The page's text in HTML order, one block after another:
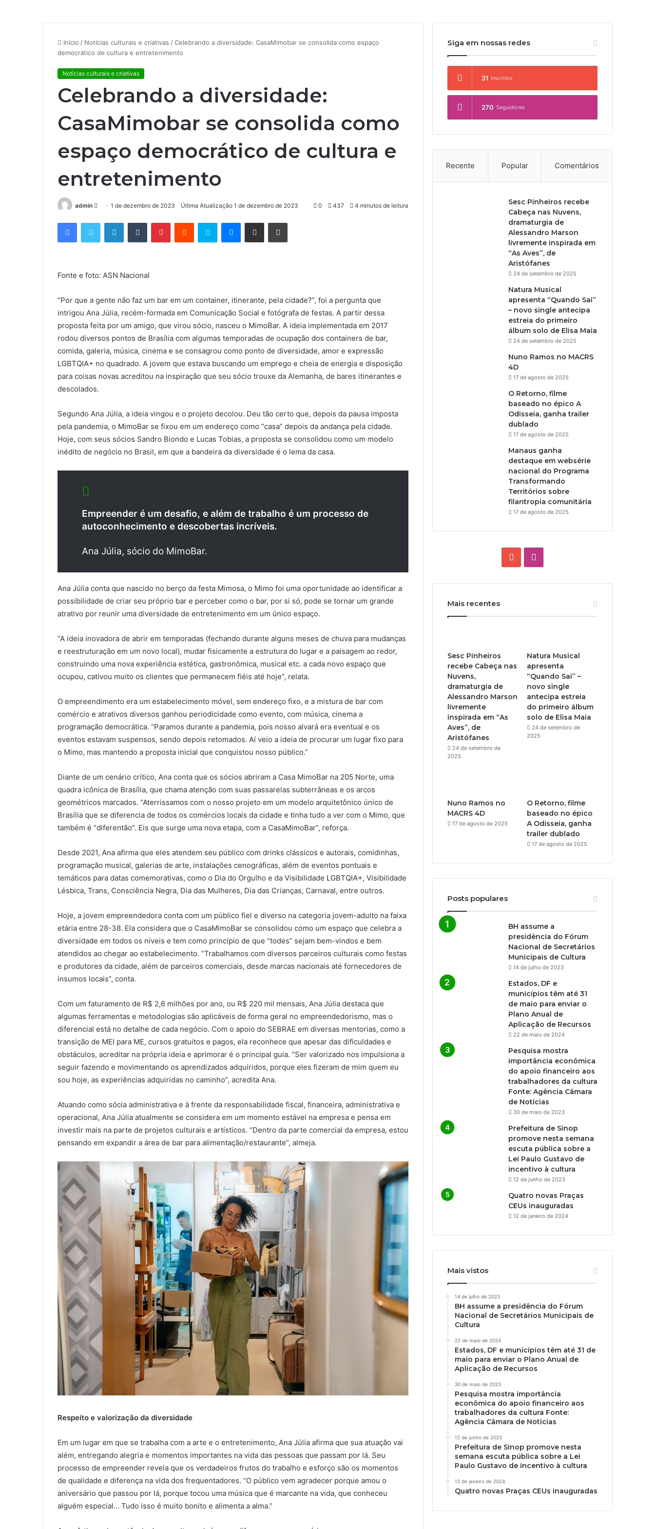
Início / Notícias culturais e criativas /Celebrando a diversidade: CasaMimobar se consolida como espaço
democrático de cultura e entretenimento
Notícias culturais e criativas
Celebrando a diversidade:
CasaMimobar se consolida como
espaço democrático de cultura e
entretenimento
admin
d
m
-
m
a
1 de dezembro de 2023 Última Atualização 1 de dezembro de 2023 0 437 4 minutos de leitura
Fonte e foto: ASN Nacional
“Por que a gente não faz um bar em um container, itinerante, pela cidade?”, foi a pergunta que
intrigou Ana Júlia, recém-formada em Comunicação Social e fotógrafa de festas. A partir dessa
proposta feita por um amigo, que virou sócio, nasceu o MimoBar. A ideia implementada em 2017
rodou diversos pontos de Brasília com algumas temporadas de ocupação dos containers de bar,
comida, galeria, música, cinema e se consagrou como ponto de diversidade, amor e expressão
LGBTQIA+ no quadrado. A jovem que estava buscando um emprego e cheia de energia e disposição
para coisas novas acreditou na inspiração que seu sócio trouxe da Alemanha, de bares itinerantes e
descolados.
Segundo Ana Júlia, a ideia vingou e o projeto decolou. Deu tão certo que, depois da pausa imposta
pela pandemia, o MimoBar se fixou em um endereço como “casa” depois da andança pela cidade.
Hoje, com seus sócios Sandro Biondo e Lucas Tobias, a proposta se consolidou como um modelo
inédito de negócio no Brasil, em que a bandeira da diversidade é o lema da casa.
Empreender é um desafio, e além de trabalho é um processo de
autoconhecimento e descobertas incríveis.
Ana Júlia, sócio do MimoBar.
Ana Júlia conta que nascido no berço da festa Mimosa, o Mimo foi uma oportunidade ao identificar a
possibilidade de criar seu próprio bar e perceber como o bar, por si só, pode se tornar um grande
atrativo por reunir uma diversidade de entretenimento em um único espaço.
“A ideia inovadora de abrir em temporadas (fechando durante alguns meses de chuva para mudanças
e reestruturação em um novo local), mudar fisicamente a estrutura do lugar e a paisagem ao redor,
construindo uma nova experiência estética, gastronômica, musical etc. a cada novo espaço que
ocupou, cativou muito os clientes que permanecem fiéis até hoje”, relata.
O empreendimento era um estabelecimento móvel, sem endereço fixo, e a mistura de bar com
comércio e atrativos diversos ganhou periodicidade como evento, com música, cinema a
programação democrática. “Paramos durante a pandemia, pois nosso alvará era eventual e os
eventos estavam suspensos, sendo depois retomados. Aí veio a ideia de procurar um lugar fixo para
o Mimo, mas mantendo a proposta inicial que conquistou nosso público.”
Diante de um cenário crítico, Ana conta que os sócios abriram a Casa MimoBar na 205 Norte, uma
quadra icônica de Brasília, que chama atenção com suas passarelas subterrâneas e os arcos
geométricos marcados. “Aterrissamos com o nosso projeto em um modelo arquitetônico único de
Brasília que se diferencia de todos os comércios locais da cidade e tinha tudo a ver com o Mimo, que
também é “diferentão”. Eis que surge uma nova etapa, com a CasaMimoBar”, reforça.
Desde 2021, Ana afirma que eles atendem seu público com drinks clássicos e autorais, comidinhas,
programação musical, galerias de arte, instalações cenográficas, além de eventos pontuais e
temáticos para datas comemorativas, como o Dia do Orgulho e da Visibilidade LGBTQIA+, Visibilidade
Lésbica, Trans, Consciência Negra, Dia das Mulheres, Dia das Crianças, Carnaval, entre outros.
Hoje, a jovem empreendedora conta com um público fiel e diverso na categoria jovem-adulto na faixa
etária entre 28-38. Ela considera que o CasaMimoBar se consolidou como um espaço que celebra a
diversidade em todos os níveis e tem como princípio de que “todes” sejam bem-vindos e bem
atendidos ao chegar ao estabelecimento. “Trabalhamos com diversos parceiros culturais como festas
e produtores da cidade, além de parceiros comerciais, desde marcas nacionais até fornecedores de
insumos locais”, conta.
Com um faturamento de R$ 2,6 milhões por ano, ou R$ 220 mil mensais, Ana Júlia destaca que
algumas ferramentas e metodologias são aplicáveis de forma geral no empreendedorismo, mas o
diferencial está no detalhe de cada negócio. Com o apoio do SEBRAE em diversas mentorias, como a
transição de MEI para ME, cursos gratuitos e pagos, ela reconhece que apesar das dificuldades e
obstáculos, acreditar na própria ideia e aprimorar é o principal guia. “Ser valorizado nos impulsiona a
seguir fazendo e movimentando os aprendizados adquiridos, porque eles fizeram de mim quem eu
sou hoje, as experiências adquiridas no caminho”, acredita Ana.
Atuando como sócia administrativa e à frente da responsabilidade fiscal, financeira, administrativa e
operacional, Ana Júlia atualmente se considera em um momento estável na empresa e pensa em
investir mais na parte de projetos culturais e artísticos. “Dentro da parte comercial da empresa, estou
pensando em expandir a área de bar para alimentação/restaurante”, almeja.
Respeito e valorização da diversidade
Em um lugar em que se trabalha com a arte e o entretenimento, Ana Júlia afirma que sua atuação vai
além, entregando alegria e momentos importantes na vida das pessoas que passam por lá. Seu
processo de empreender revela que os verdadeiros frutos do trabalho e esforço são os momentos
de qualidade e diferença na vida dos frequentadores. “O público vem agradecer porque amou o
aniversário que passou por lá, porque tocou uma música que é marcante na vida, que conheceu
alguém especial… Tudo isso é muito bonito e alimenta a alma.”
Siga em nossas redes
31 Inscritos
270 Seguidores
Recente Popular Comentários
Sesc Pinheiros recebe
Cabeça nas Nuvens,
dramaturgia de
Alessandro Marson
livremente inspirada em
“As Aves”, de
Aristófanes
24 de setembro de 2025
Natura Musical
apresenta “Quando Sai”
– novo single antecipa
estreia do primeiro
álbum solo de Elisa Maia
24 de setembro de 2025
Nuno Ramos no MACRS
4D
17 de agosto de 2025
O Retorno, filme
baseado no épico A
Odisseia, ganha trailer
dublado
17 de agosto de 2025
Manaus ganha
destaque em websérie
nacional do Programa
Transformando
Territórios sobre
filantropia comunitária
17 de agosto de 2025
T
t
g
r
a
m
Mais recentes
Sesc Pinheiros
recebe Cabeça nas
Nuvens,
dramaturgia de
Alessandro Marson
livremente
inspirada em “As
Aves”, de
Aristófanes
24 de setembro de
2025
Natura Musical
apresenta
“Quando Sai” –
novo single
antecipa estreia
do primeiro álbum
solo de Elisa Maia
24 de setembro de
2025
Nuno Ramos no
MACRS 4D
17 de agosto de 2025
O Retorno, filme
baseado no épico
A Odisseia, ganha
trailer dublado
17 de agosto de 2025
Posts populares
BH assume a
presidência do Fórum
Nacional de Secretários
Municipais de Cultura
14 de julho de 2023
Estados, DF e
municípios têm até 31
de maio para enviar o
Plano Anual de
Aplicação de Recursos
22 de maio de 2024
Pesquisa mostra
importância econômica
do apoio financeiro aos
trabalhadores da cultura
Fonte: Agência Câmara
de Notícias
30 de maio de 2023
Prefeitura de Sinop
promove nesta semana
escuta pública sobre a
Lei Paulo Gustavo de
incentivo à cultura
12 de junho de 2023
Quatro novas Praças
CEUs inauguradas
12 de janeiro de 2024
Mais vistos
14 de julho de 2023
BH assume a presidência do Fórum
Nacional de Secretários Municipais de
Cultura
22 de maio de 2024
Estados, DF e municípios têm até 31 de
maio para enviar o Plano Anual de
Aplicação de Recursos
30 de maio de 2023
Pesquisa mostra importância
econômica do apoio financeiro aos
trabalhadores da cultura Fonte:
Agência Câmara de Notícias
12 de junho de 2023
Prefeitura de Sinop promove nesta
semana escuta pública sobre a Lei
Paulo Gustavo de incentivo à cultura
12 de janeiro de 2024
Quatro novas Praças CEUs inauguradas